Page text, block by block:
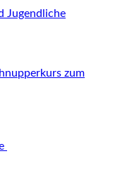
Jugendliche
zum